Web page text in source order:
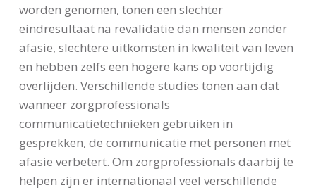
worden genomen, tonen een slechter
eindresultaat na revalidatie dan mensen zonder
afasie, slechtere uitkomsten in kwaliteit van leven
en hebben zelfs een hogere kans op voortijdig
overlijden. Verschillende studies tonen aan dat
wanneer zorgprofessionals
communicatietechnieken gebruiken in
gesprekken, de communicatie met personen met
afasie verbetert. Om zorgprofessionals daarbij te
helpen zijn er internationaal veel verschillende